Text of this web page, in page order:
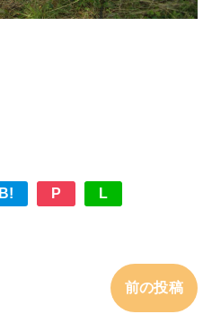
B! P L
前の投稿